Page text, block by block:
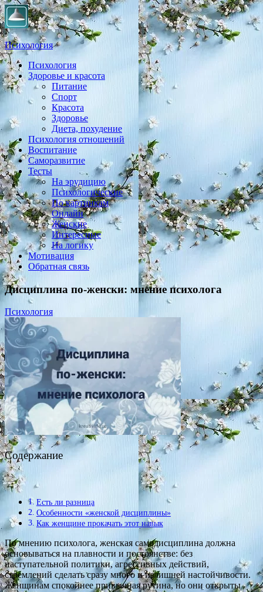
Психология
Практическая психология, личностный рост, экология,
здоровье, воспитание,
Психология
Здоровье и красота
Питание
Спорт
Красота
Здоровье
Диета, похудение
Психология отношений
Воспитание
Саморазвитие
Тесты
На эрудицию
Психологические
По картинкам
Онлайн
Женские
Интересные
На логику
Мотивация
Обратная связь
Дисциплина по-женски: мнение психолога
Психология
Содержание
Есть ли разница
Особенности «женской дисциплины»
Как женщине прокачать этот навык
По мнению психолога, женская самодисциплина должна
основываться на плавности и постоянстве: без
наступательной политики, агрессивных действий,
стремлений сделать сразу много и излишней настойчивости.
Женщинам спокойнее привычная рутина, но они открыты